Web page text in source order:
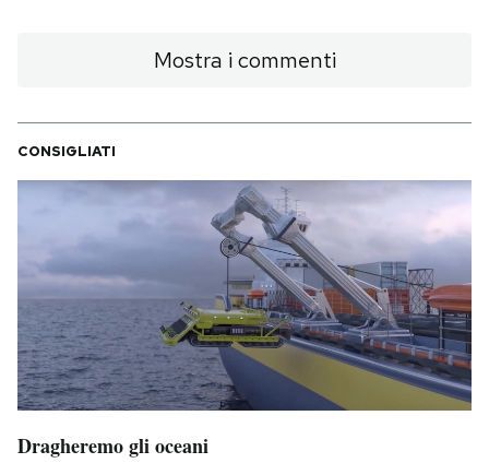
Mostra i commenti
CONSIGLIATI
Dragheremo gli oceani